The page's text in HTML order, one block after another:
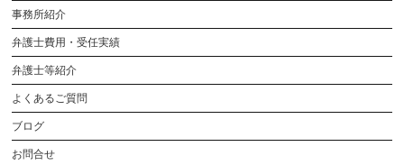
事務所紹介
弁護士費用・受任実績
弁護士等紹介
よくあるご質問
ブログ
お問合せ